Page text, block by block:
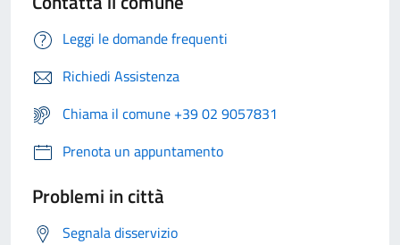
Leggi le domande frequenti
Richiedi Assistenza
Chiama il comune +39 02 9057831
Prenota un appuntamento
Problemi in città
Segnala disservizio